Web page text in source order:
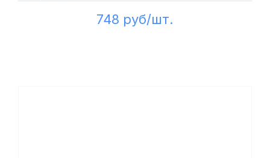
748 руб/шт.